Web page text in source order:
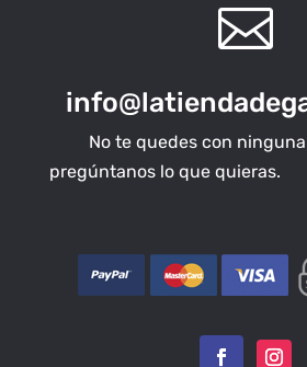

No te quedes con ninguna
pregúntanos lo que quieras.